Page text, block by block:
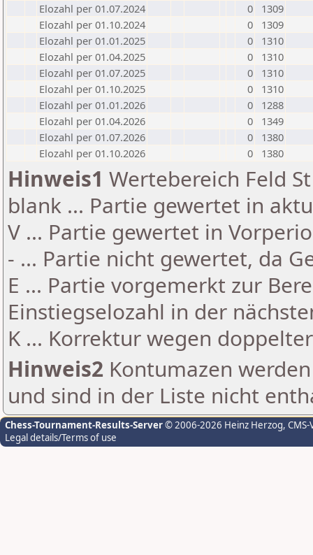
Elozahl per 01.07.2024
0
1309
Elozahl per 01.10.2024
0
1309
Elozahl per 01.01.2025
0
1310
Elozahl per 01.04.2025
0
1310
Elozahl per 01.07.2025
0
1310
Elozahl per 01.10.2025
0
1310
Elozahl per 01.01.2026
0
1288
Elozahl per 01.04.2026
0
1349
Elozahl per 01.07.2026
0
1380
Elozahl per 01.10.2026
0 1380
Hinweis1 Wertebereich Feld
blank ... Partie gewertet in
V ... Partie gewertet in
- ... Partie nicht gewertet, da
E ... Partie vorgemerkt zur
Einstiegselozahl in der
K ... Korrektur wegen
Hinweis2 Kontumazen
und sind in der Liste nicht
Chess-Tournament-Results-Server© 2006-2026 Heinz Herzog,
Legal details/Terms of use